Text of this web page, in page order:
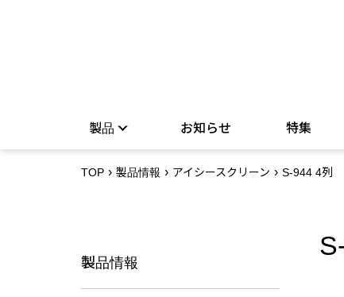
製品 お知らせ 特集
TOP 製品情報 アイシースクリーン S-944 4列
製品情報